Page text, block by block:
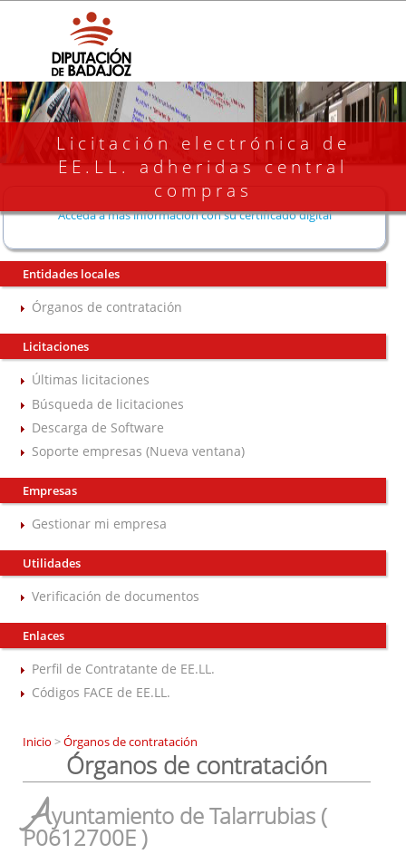
Licitación electrónica de
EE.LL. adheridas central
compras
Acceda a más información con su certificado digital
Entidades locales
Órganos de contratación
Licitaciones
Últimas licitaciones
Búsqueda de licitaciones
Descarga de Software
Soporte empresas (Nueva ventana)
Empresas
Gestionar mi empresa
Utilidades
Verificación de documentos
Enlaces
Perfil de Contratante de EE.LL.
Códigos FACE de EE.LL.
Inicio >Órganos de contratación
Órganos de contratación
Ayuntamiento de Talarrubias (
P0612700E )